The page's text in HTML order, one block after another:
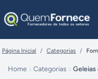
Página Inicial / Categorias /
Home Categorias Geleias